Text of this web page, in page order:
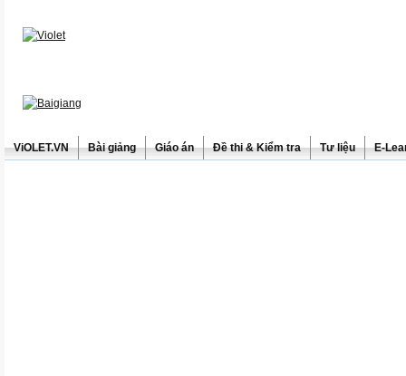
ViOLET.VN Bài giảng Giáo án Đề thi & Kiểm tra Tư liệu E-